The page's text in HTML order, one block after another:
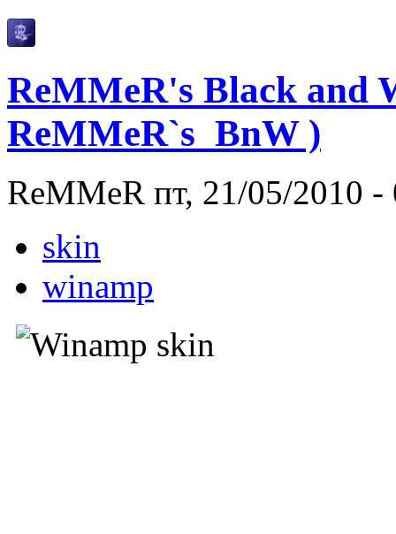
ReMMeR's Black and
ReMMeR`s_BnW )
ReMMeR пт, 21/05/2010 -
skin
winamp